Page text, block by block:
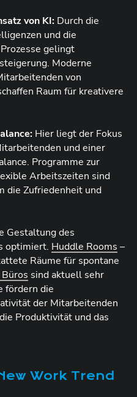
von KI: Durch die
und die
gelingt
Moderne
von
Raum für kreativere
Hier liegt der Fokus
und einer
Programme zur
Arbeitszeiten sind
die Zufriedenheit und
Gestaltung des
optimiert. Huddle Rooms –
Räume für spontane
Büros sind aktuell sehr
fördern die
der Mitarbeitenden
Produktivität und das
Work Trend